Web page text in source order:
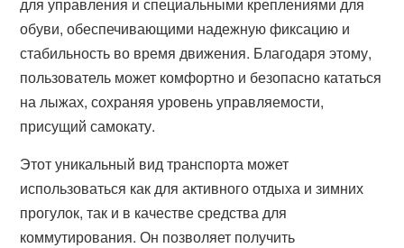
обуви, обеспечивающими надежную фиксацию и
стабильность во время движения. Благодаря этому,
пользователь может комфортно и безопасно кататься
на лыжах, сохраняя уровень управляемости,
присущий самокату.
Этот уникальный вид транспорта может
использоваться как для активного отдыха и зимних
прогулок, так и в качестве средства для
коммутирования. Он позволяет получить